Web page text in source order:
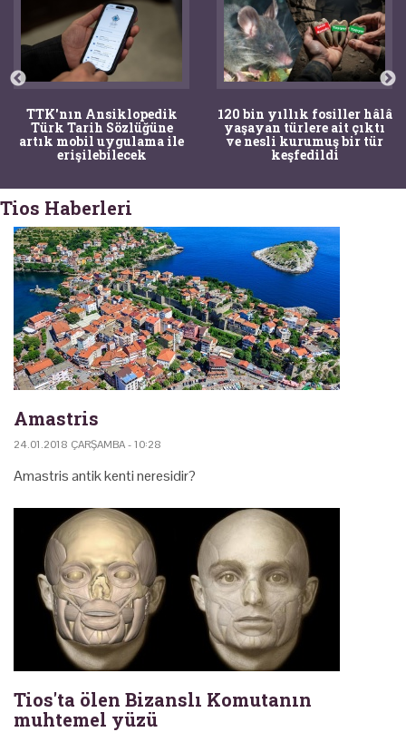
TTK'nın Ansiklopedik
Türk Tarih Sözlüğüne
artık mobil uygulama ile
erişilebilecek
120 bin yıllık fosiller hâlâ
yaşayan türlere ait çıktı
ve nesli kurumuş bir tür
keşfedildi
Tios Haberleri
Amastris
24.01.2018 ÇARŞAMBA - 10:28
Amastris antik kenti neresidir?
Tios'ta ölen Bizanslı Komutanın
muhtemel yüzü